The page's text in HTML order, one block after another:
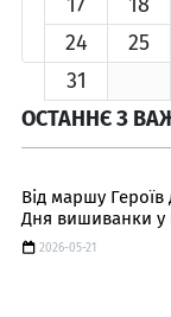
24
25
31
ОСТАННЄ З
Від маршу Героїв
Дня вишиванки у
2026-05-21